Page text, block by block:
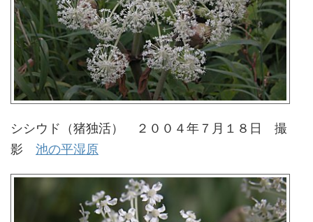
シシウド（猪独活） ２００４年７月１８日 撮
影 池の平湿原